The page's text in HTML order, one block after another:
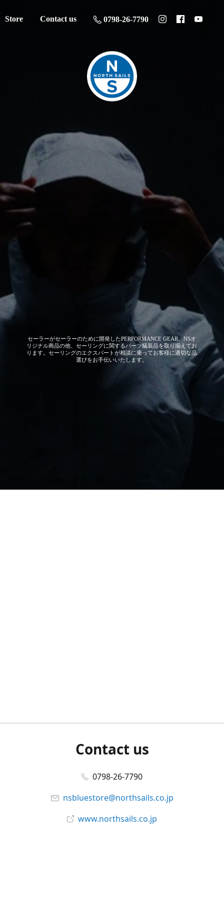
Store Contact us 0798-26-7790
セーラーがセーラーのために開発したPERFORMANCE GEAR、NSオ
リジナル商品の他、セーリングに関するパーツ艤装品を取り揃えてお
ります。セーリングのエクスパートが相談に乗ってお客様に適切な品
選びをお手伝いいたします。
Contact us
0798-26-7790
nsbluestore@northsails.co.jp
www.northsails.co.jp